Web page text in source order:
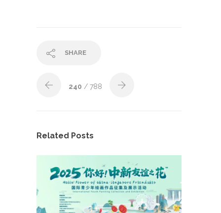
SHARE
240 / 788
Related Posts